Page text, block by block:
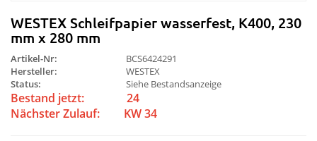
WESTEX Schleifpapier wasserfest, K400, 230
mm x 280 mm
Artikel-Nr:
BCS6424291
Hersteller:
WESTEX
Status:
Siehe Bestandsanzeige
Bestand jetzt:
24
Nächster Zulauf:
KW 34